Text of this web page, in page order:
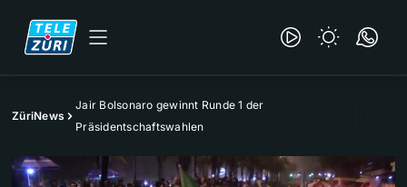
ZüriNews
Jair Bolsonaro gewinnt Runde 1 der
Präsidentschaftswahlen